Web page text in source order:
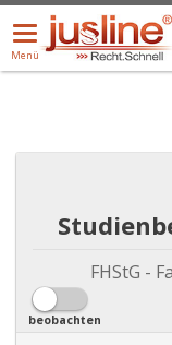
Menü
öffnen/schließen
Menü
ALLE
FHStG -
beobachten